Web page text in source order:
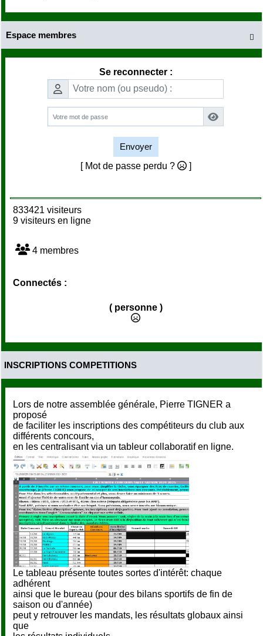

Espace membres
Se reconnecter :
Envoyer
[ Mot de passe perdu ?
]
833421 visiteurs
9 visiteurs en ligne
4 membres
Connectés :
( personne )
INSCRIPTIONS COMPETITIONS
Lors de notre assemblée générale, Pierre TIGNER a
proposé
de faciliter les inscriptions des compétiteurs du club aux
différents concours,
en les centralisant via un tableur collaboratif en ligne.
Le tableau présente toutes sortes d'intérêt: chaque
adhérent
ainsi que le bureau (pour des bilans sportifs de fin de
saison ou d'année)
peut y retrouver les mandats, les résultats globaux ainsi
que